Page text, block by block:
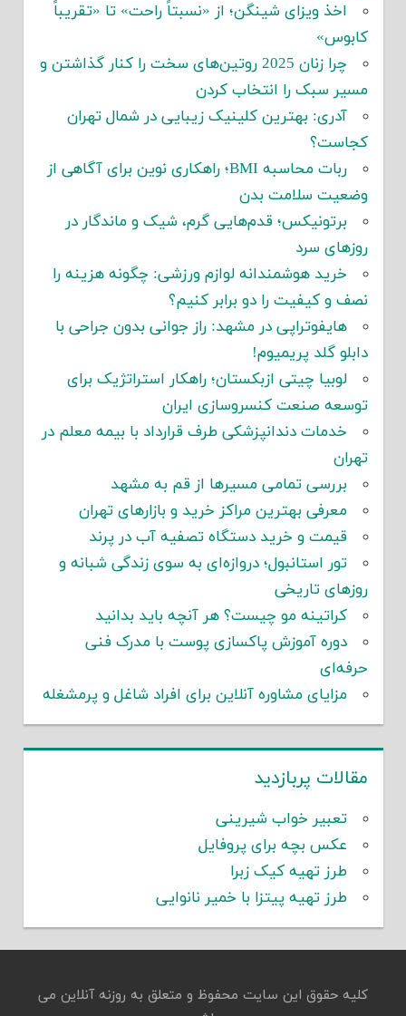
اخذ ویزای شینگن؛ از «نسبتاً راحت» تا «تقریباً
کابوس»
چرا زنان 2025 روتین‌های سخت را کنار گذاشتن و
مسیر سبک را انتخاب کردن
آدری: بهترین کلینیک زیبایی در شمال تهران
کجاست؟
ربات محاسبه BMI؛ راهکاری نوین برای آگاهی از
وضعیت سلامت بدن
برتونیکس؛ قدم‌هایی گرم، شیک و ماندگار در
روزهای سرد
خرید هوشمندانه لوازم ورزشی: چگونه هزینه را
نصف و کیفیت را دو برابر کنیم؟
هایفوتراپی در مشهد: راز جوانی بدون جراحی با
دابلو گلد پریمیوم!
لوبیا چیتی ازبکستان؛ راهکار استراتژیک برای
توسعه صنعت کنسروسازی ایران
خدمات دندانپزشکی طرف قرارداد با بیمه معلم در
تهران
بررسی تمامی مسیرها از قم به مشهد
معرفی بهترین مراکز خرید و بازارهای تهران
قیمت و خرید دستگاه تصفیه آب در پرند
تور استانبول؛ دروازه‌ای به سوی زندگی شبانه و
روزهای تاریخی
کراتینه مو چیست؟ هر آنچه باید بدانید
دوره آموزش پاکسازی پوست با مدرک فنی
حرفه‌ای
مزایای مشاوره آنلاین برای افراد شاغل و پرمشغله
مقالات پربازدید
تعبیر خواب شیرینی
عکس بچه برای پروفایل
طرز تهیه کیک زبرا
طرز تهیه پیتزا با خمیر نانوایی
کلیه حقوق این سایت محفوظ و متعلق به روزنه آنلاین می